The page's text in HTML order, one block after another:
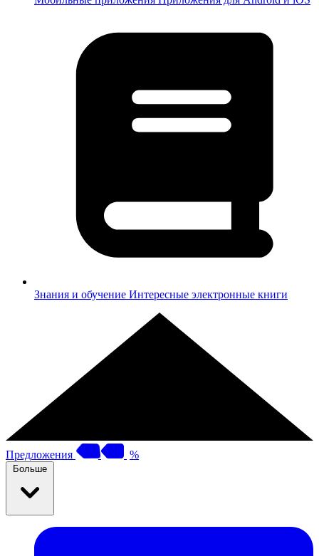
Знания и обучение Интересные электронные книги
Предложения %
Больше